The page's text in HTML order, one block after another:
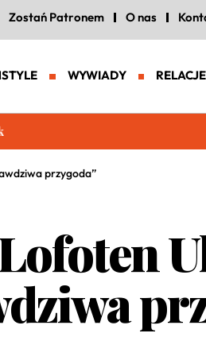
Zostań Patronem O nas
WYWIADY RELACJE
butów trailowych
przygoda”